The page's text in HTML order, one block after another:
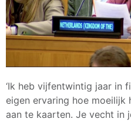
‘Ik heb vijfentwintig jaar in
eigen ervaring hoe moeilijk
aan te kaarten. Je vecht in